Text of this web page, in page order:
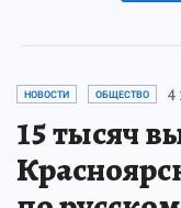
НОВОСТИ ОБЩЕСТВО 4
15 тысяч